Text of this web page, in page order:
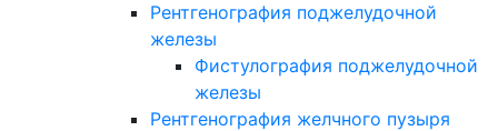
Рентгенография поджелудочной
железы
Фистулография поджелудочной
железы
Рентгенография желчного пузыря